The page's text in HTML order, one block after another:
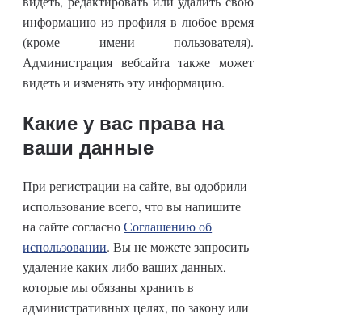
информацию из профиля в любое время
(кроме имени пользователя).
Администрация вебсайта также может
видеть и изменять эту информацию.
Какие у вас права на
ваши данные
При регистрации на сайте, вы одобрили
использование всего, что вы напишите
на сайте согласноСоглашению об
использовании. Вы не можете запросить
удаление каких-либо ваших данных,
которые мы обязаны хранить в
административных целях, по закону или